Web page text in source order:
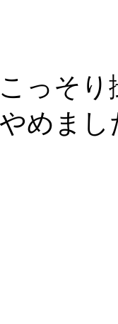
っそ
めまし